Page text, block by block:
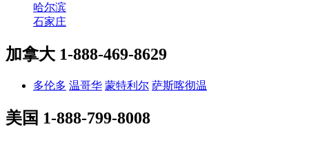
哈尔滨
石家庄
加拿大 1-888-469-8629
多伦多 温哥华 蒙特利尔 萨斯喀彻温
美国 1-888-799-8008